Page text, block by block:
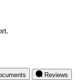
Reviews